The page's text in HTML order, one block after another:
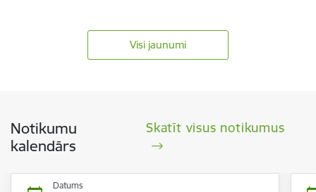
Visi jaunumi
Notikumu
kalendārs
Skatīt visus notikumus
Datums